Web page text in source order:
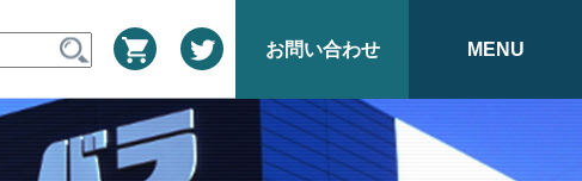
お問い合わせ MENU